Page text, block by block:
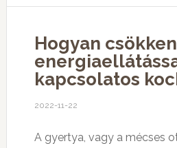
Hogyan
kapcsolatos
2022-11-22
A gyertya, vagy a mécses